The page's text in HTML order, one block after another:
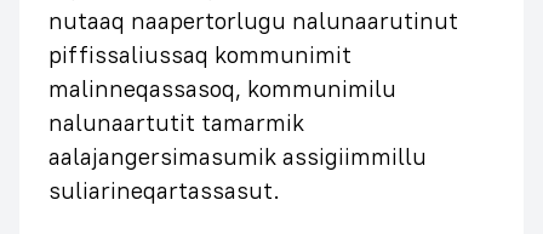
nutaaq naapertorlugu nalunaarutinut
piffissaliussaq kommunimit
malinneqassasoq, kommunimilu
nalunaartutit tamarmik
aalajangersimasumik assigiimmillu
suliarineqartassasut.